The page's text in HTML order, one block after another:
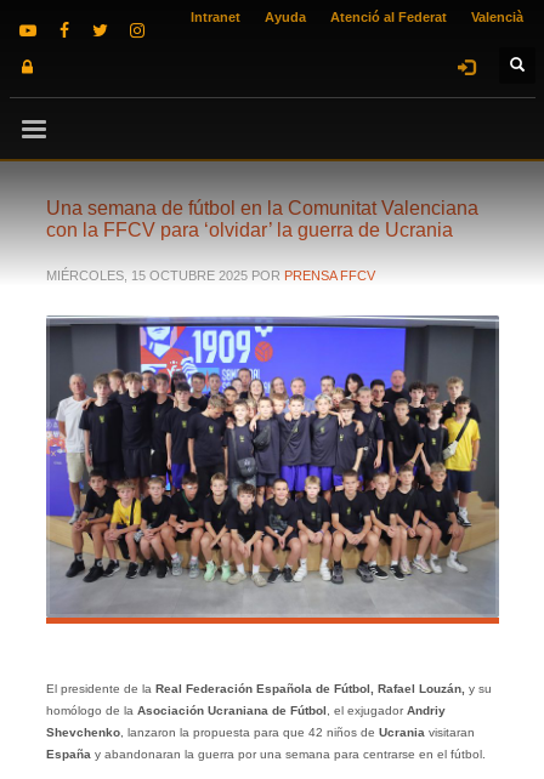
Intranet Ayuda Atenció al Federat Valencià
Una semana de fútbol en la Comunitat Valenciana
con la FFCV para ‘olvidar’ la guerra de Ucrania
MIÉRCOLES, 15 OCTUBRE 2025 POR PRENSA FFCV
El presidente de la Real Federación Española de Fútbol, Rafael Louzán, y su
homólogo de la Asociación Ucraniana de Fútbol , el exjugadorAndriy
Shevchenko, lanzaron la propuesta para que 42 niños de Ucrania visitaran
España y abandonaran la guerra por una semana para centrarse en el fútbol.